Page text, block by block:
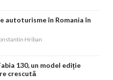
autoturisme în Romania în
Hriban
130, un model ediție
crescută